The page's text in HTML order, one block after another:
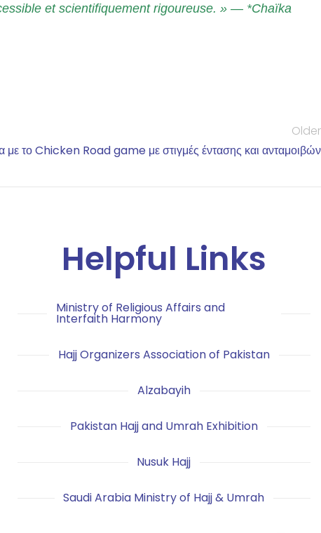
et scientifiquement rigoureuse. » — *Chaïka
Older
με το Chicken Road game με στιγμές έντασης και ανταμοιβών
Helpful Links
Ministry of Religious Affairs and
Interfaith Harmony
Hajj Organizers Association of Pakistan
Alzabayih
Pakistan Hajj and Umrah Exhibition
Nusuk Hajj
Saudi Arabia Ministry of Hajj & Umrah